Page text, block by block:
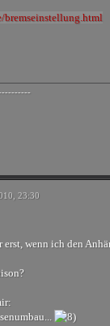
bremseinstellung.html
23:30
wenn ich den